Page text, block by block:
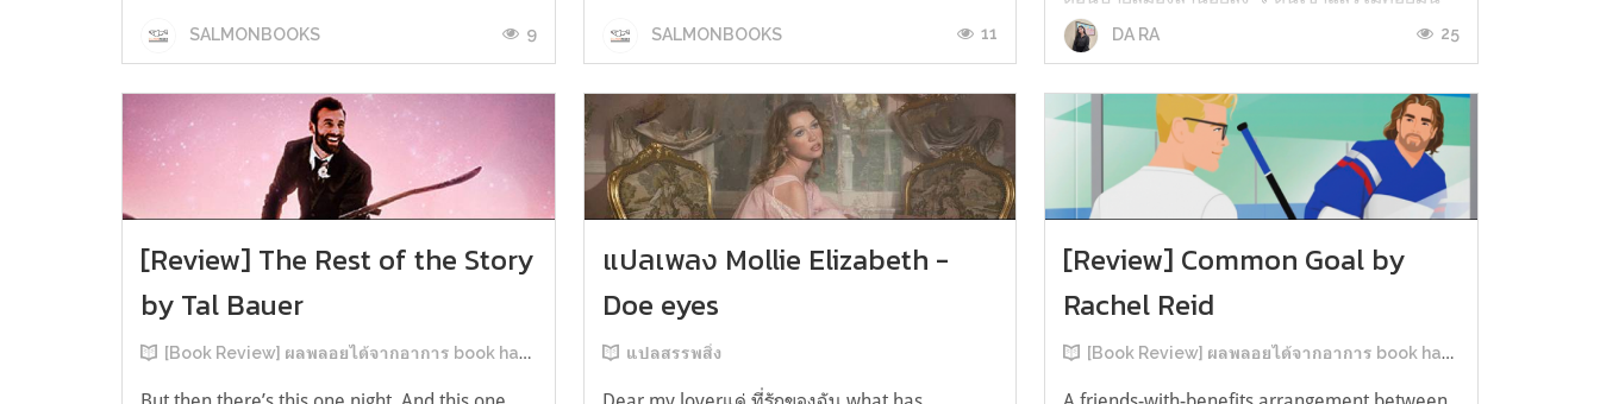
SALMONBOOKS 9 SALMONBOOKS 11
หัว 💡ไอเดียไม่ตัน ยิ่งทำงานสาย Content แนะนำ
ว่าควรมี ชอบตรงที่ไม่มีกลิ่นคาวเลย กินง่ายสุด
ตั้งแต่เคยกินน้ำมันปลามาเลย ใครที่เคยกิ...
DA RA 25
[Review] The Rest of the Story
by Tal Bauer
[Book Review] ผลพลอยได้จากอาการ book hangover หลังอ่านสารพัน MM Romance
แปลเพลง Mollie Elizabeth -
Doe eyes
แปลสรรพสิ่ง
[Review] Common Goal by
Rachel Reid
[Book Review] ผลพลอยได้จากอาการ book hangover หลังอ่านสารพัน MM Romance